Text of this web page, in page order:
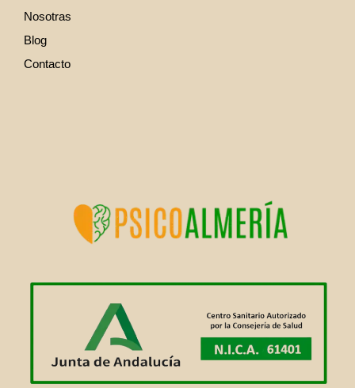
Nosotras
Blog
Contacto